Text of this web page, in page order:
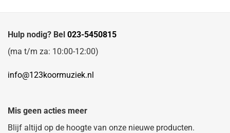
Hulp nodig? Bel 023-5450815
(ma t/m za: 10:00-12:00)
info@123koormuziek.nl
Mis geen acties meer
Blijf altijd op de hoogte van onze nieuwe producten.